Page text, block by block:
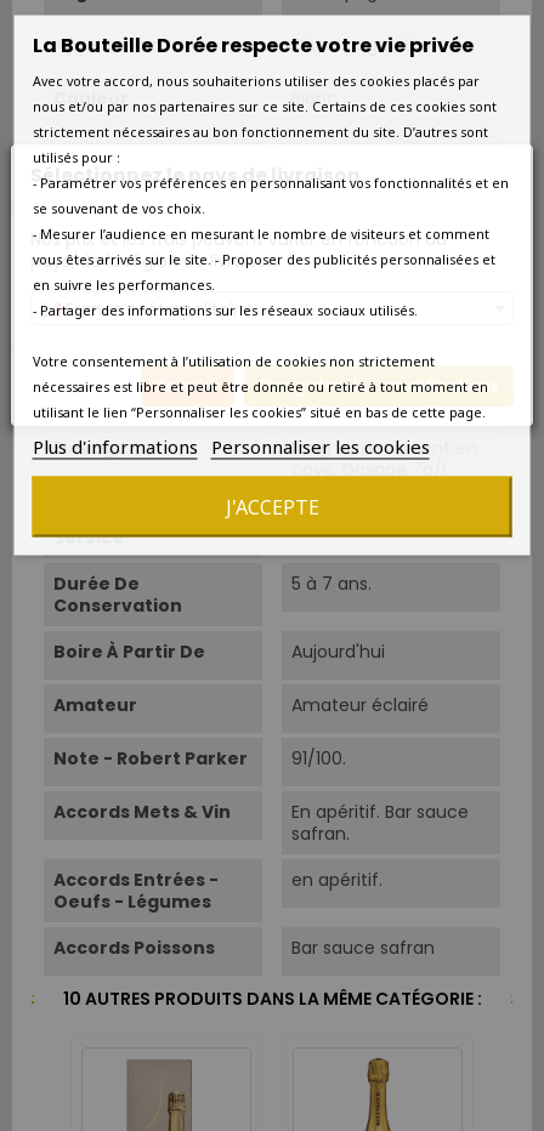
Sélectionnez le pays de livraison
Nos prix et les frais peuvent varier en fonction du
pays/de la région de livraison.
France métropolitaine
Annuler Enregistrer les modifications
Appellation Champagne Brut
Couleur Blanc
Type
Classement
Situation
Ecueil - Montagne de
Cépage Dominant
Cépages
Pinot Noir 80%.
Chardonnay 20%.
Elevage
Long vieillissement en
cave. Dosage 7g/l.
Service
8°C-10°C.
Durée De
Conservation
5 à 7 ans.
Boire À Partir De Aujourd'hui
Amateur Amateur éclairé
Note - Robert Parker 91/100.
Accords Mets & Vin
En apéritif. Bar sauce
safran.
Accords Entrées -
Oeufs - Légumes
en apéritif.
Accords Poissons Bar sauce safran
10 AUTRES PRODUITS DANS LA MÊME CATÉGORIE :
La Bouteille Dorée respecte votre vie privée
Avec votre accord, nous souhaiterions utiliser des cookies placés par
nous et/ou par nos partenaires sur ce site. Certains de ces cookies sont
strictement nécessaires au bon fonctionnement du site. D’autres sont
utilisés pour :
- Paramétrer vos préférences en personnalisant vos fonctionnalités et en
se souvenant de vos choix.
- Mesurer l’audience en mesurant le nombre de visiteurs et comment
vous êtes arrivés sur le site. - Proposer des publicités personnalisées et
en suivre les performances.
- Partager des informations sur les réseaux sociaux utilisés.
Votre consentement à l’utilisation de cookies non strictement
nécessaires est libre et peut être donnée ou retiré à tout moment en
utilisant le lien “Personnaliser les cookies” situé en bas de cette page.
Plus d'informations Personnaliser les cookies
J'ACCEPTE